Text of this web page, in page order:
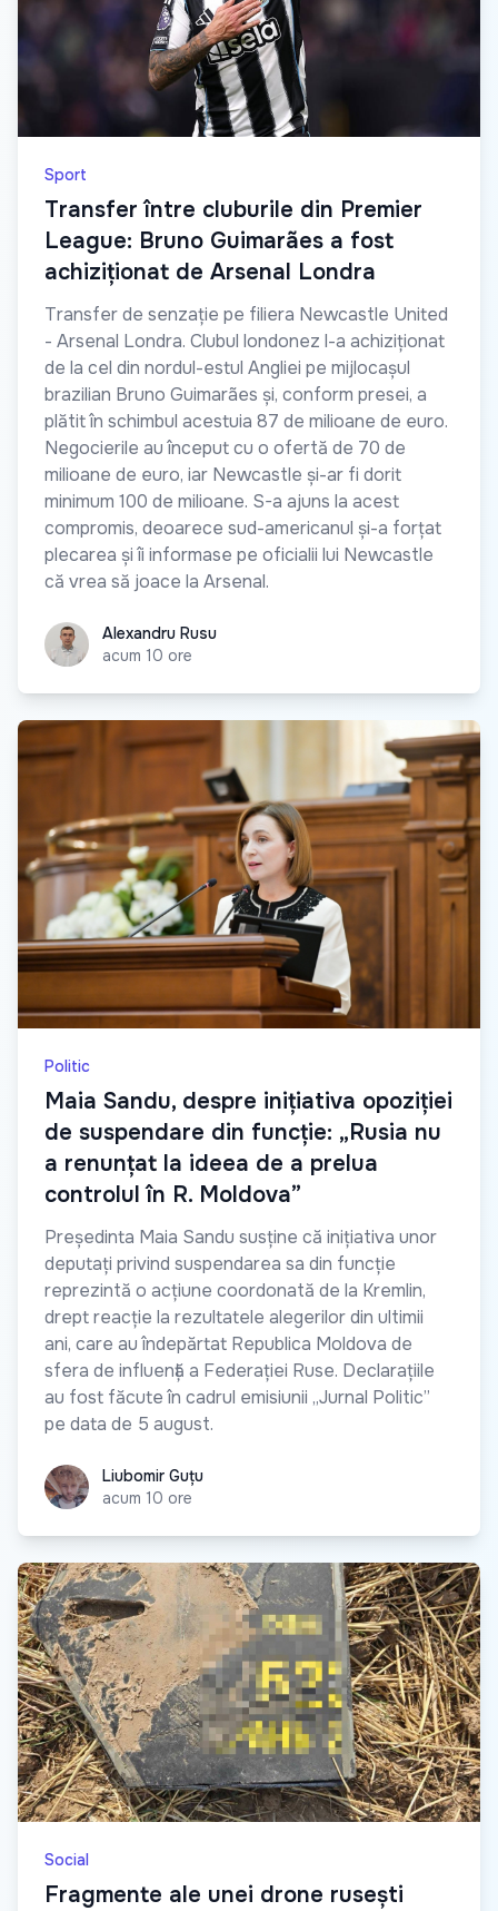
Sport
Transfer între cluburile din Premier
League: Bruno Guimarães a fost
achiziționat de Arsenal Londra
Transfer de senzație pe filiera Newcastle United
- Arsenal Londra. Clubul londonez l-a achiziționat
de la cel din nordul-estul Angliei pe mijlocașul
brazilian Bruno Guimarães și, conform presei, a
plătit în schimbul acestuia 87 de milioane de euro.
Negocierile au început cu o ofertă de 70 de
milioane de euro, iar Newcastle și-ar fi dorit
minimum 100 de milioane. S-a ajuns la acest
compromis, deoarece sud-americanul și-a forțat
plecarea și îi informase pe oficialii lui Newcastle
că vrea să joace la Arsenal.
Alexandru Rusu
Alexandru Rusu
acum 10 ore
Politic
Maia Sandu, despre inițiativa opoziției
de suspendare din funcție: „Rusia nu
a renunțat la ideea de a prelua
controlul în R. Moldova”
Președinta Maia Sandu susține că inițiativa unor
deputați privind suspendarea sa din funcție
reprezintă o acțiune coordonată de la Kremlin,
drept reacție la rezultatele alegerilor din ultimii
ani, care au îndepărtat Republica Moldova de
sfera de influență a Federației Ruse. Declarațiile
au fost făcute în cadrul emisiunii „Jurnal Politic”
pe data de 5 august.
Liubomir Guțu
Liubomir Guțu
acum 10 ore
Social
Fragmente ale unei drone rusești